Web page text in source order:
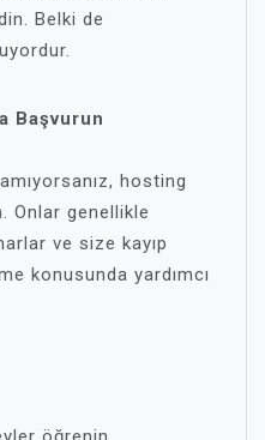
Belki de
Başvurun
hosting
Onlar genellikle
ve size kayıp
konusunda yardımcı